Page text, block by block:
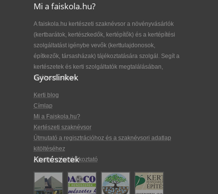
Mi a faiskola.hu?
A faiskola.hu kertészeti szaknévsor a növényvásárlók
(kertbarátok, kertészkedők, kertépítők) és a kertépítési
szolgáltatást igénybe vevők (kerttulajdonosok,
építkezők, társasházak) tájékoztatására szolgál. Segít a
kertészetek és kerti szolgáltatók megtalálásában,
kiválasztásában.
Gyorslinkek
Kerti blog
Címlap
Mi a Faiskola.hu?
Kertészeti szaknévsor
Útmutató a regisztrációhoz és a szaknévsori adatlap
kitöltéséhez
Adatkezelési tájékoztató
Kertészetek